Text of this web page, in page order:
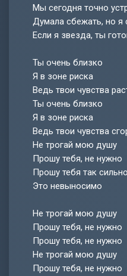
Мы сегодня точно
Думала сбежать, но я
Если я звезда, ты
Ты очень близко
Я в зоне риска
Ведь твои чувства
Ты очень близко
Я в зоне риска
Ведь твои чувства
Не трогай мою душу
Прошу тебя, не нужно
Прошу тебя так сильно
Это невыносимо
Не трогай мою душу
Прошу тебя, не нужно
Прошу тебя, не нужно
Не трогай мою душу
Прошу тебя, не нужно